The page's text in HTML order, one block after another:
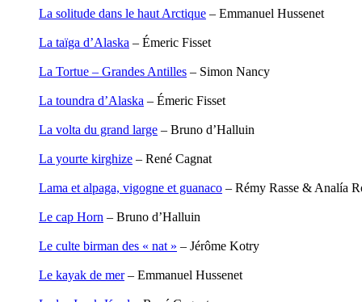
Descave Nicolas
Desprez Léopoldine
Dubois-Tartacap Nicole
Dugast Stéphane
Edwards Richard
Fisset Émeric
FitzGerald Edward
Foucard Marie
Fraisse Thomas
Fuligni Bruno
La solitude dans le haut Arctique – Emmanuel Hussenet
La taïga d’Alaska – Émeric Fisset
La Tortue – Grandes Antilles – Simon Nancy
La toundra d’Alaska – Émeric Fisset
La volta du grand large – Bruno d’Halluin
La yourte kirghize – René Cagnat
Lama et alpaga, vigogne et guanaco – Rémy Rasse & Analía
Le cap Horn – Bruno d’Halluin
Le culte birman des « nat » – Jérôme Kotry
Le kayak de mer– Emmanuel Hussenet